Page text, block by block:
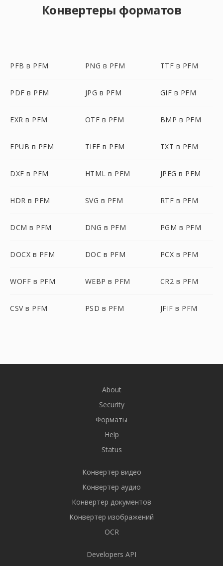
Конвертеры форматов
PFB в PFM PNG в PFM TTF в PFM
PDF в PFM JPG в PFM GIF в PFM
EXR в PFM OTF в PFM BMP в PFM
EPUB в PFM TIFF в PFM TXT в PFM
DXF в PFM HTML в PFM JPEG в PFM
HDR в PFM SVG в PFM RTF в PFM
DCM в PFM DNG в PFM PGM в PFM
DOCX в PFM DOC в PFM PCX в PFM
WOFF в PFM WEBP в PFM CR2 в PFM
CSV в PFM PSD в PFM JFIF в PFM
About
Security
Форматы
Help
Status
Конвертер видео
Конвертер аудио
Конвертер документов
Конвертер изображений
OCR
Developers API